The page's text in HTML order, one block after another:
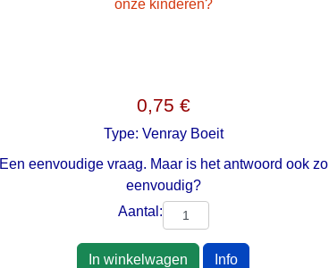
0,75 €
Type: Venray Boeit
Een eenvoudige vraag. Maar is het antwoord ook zo
eenvoudig?
Aantal:
In winkelwagen Info